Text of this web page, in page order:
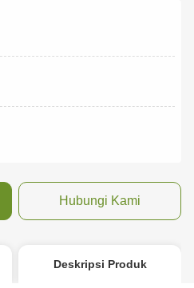
Hubungi Kami
Deskripsi Produk